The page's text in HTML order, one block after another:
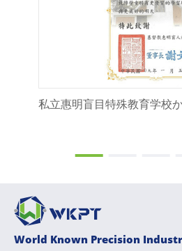
私立惠明盲目特殊教育学校
World Known Precision